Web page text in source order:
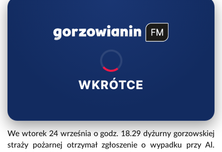
WKRÓTCE
We wtorek 24 września o godz. 18.29 dyżurny gorzowskiej
straży pożarnej otrzymał zgłoszenie o wypadku przy Al.